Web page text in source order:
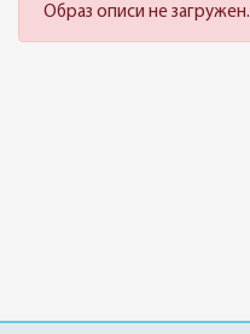
Образ описи не загружен.